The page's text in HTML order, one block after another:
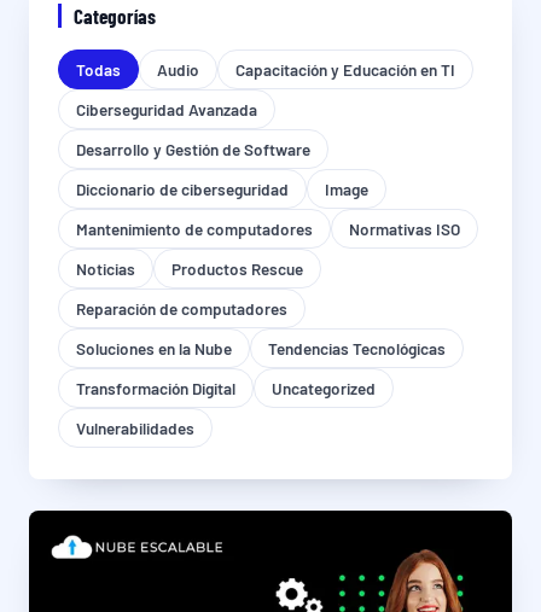
Categorías
Todas Audio
Capacitación y Educación en TI
Ciberseguridad Avanzada
Desarrollo y Gestión de Software
Diccionario de ciberseguridad
Image
Mantenimiento de computadores
Normativas ISO
Noticias
Productos Rescue
Reparación de computadores
Soluciones en la Nube
Tendencias Tecnológicas
Transformación Digital
Uncategorized
Vulnerabilidades